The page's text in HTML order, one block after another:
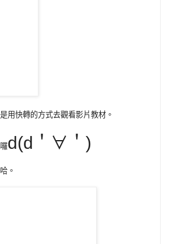
用快轉的方式去觀看影片教材。
d(d＇∀＇)
。